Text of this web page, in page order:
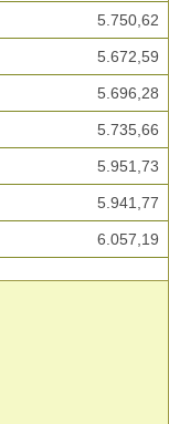
5.750,62
5.672,59
5.696,28
5.735,66
5.951,73
5.941,77
6.057,19